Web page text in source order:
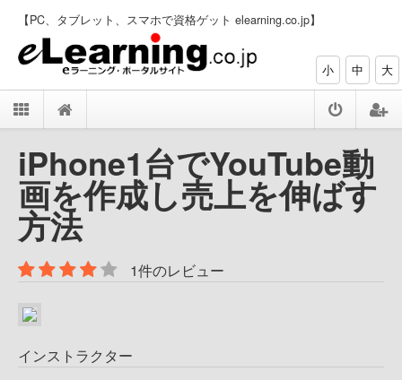
【PC、タブレット、スマホで資格ゲット elearning.co.jp】
小 中 大
iPhone1台でYouTube動
画を作成し売上を伸ばす
方法
1件のレビュー
インストラクター